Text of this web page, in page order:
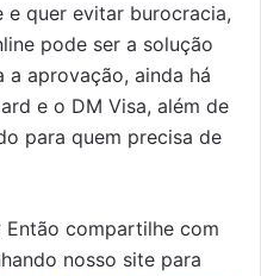
quer evitar burocracia,
pode ser a solução
a aprovação, ainda há
e o DM Visa, além de
para quem precisa de
compartilhe com
nosso site para